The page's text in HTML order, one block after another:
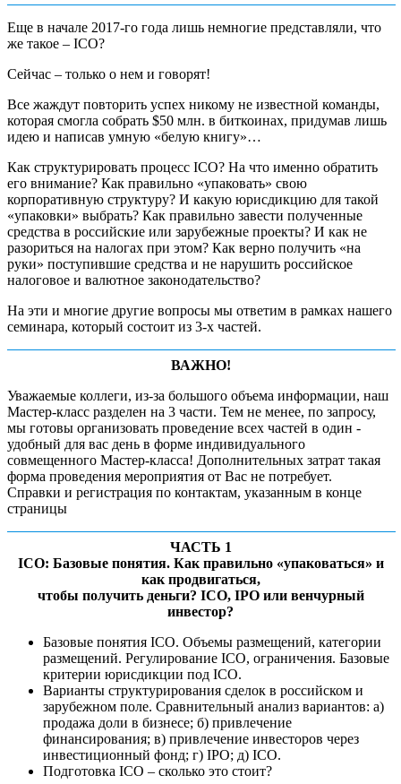
Еще в начале 2017-го года лишь немногие представляли, что
же такое – ICO?
Сейчас – только о нем и говорят!
Все жаждут повторить успех никому не известной команды,
которая смогла собрать $50 млн. в биткоинах, придумав лишь
идею и написав умную «белую книгу»…
Как структурировать процесс ICO? На что именно обратить
его внимание? Как правильно «упаковать» свою
корпоративную структуру? И какую юрисдикцию для такой
«упаковки» выбрать? Как правильно завести полученные
средства в российские или зарубежные проекты? И как не
разориться на налогах при этом? Как верно получить «на
руки» поступившие средства и не нарушить российское
налоговое и валютное законодательство?
На эти и многие другие вопросы мы ответим в рамках нашего
семинара, который состоит из 3-х частей.
ВАЖНО!
Уважаемые коллеги, из-за большого объема информации, наш
Мастер-класс разделен на 3 части. Тем не менее, по запросу,
мы готовы организовать проведение всех частей в один -
удобный для вас день в форме индивидуального
совмещенного Мастер-класса! Дополнительных затрат такая
форма проведения мероприятия от Вас не потребует.
Справки и регистрация по контактам, указанным в конце
страницы
ЧАСТЬ 1
ICO: Базовые понятия. Как правильно «упаковаться» и
как продвигаться,
чтобы получить деньги? ICO, IPO или венчурный
инвестор?
Базовые понятия ICO. Объемы размещений, категории
размещений. Регулирование ICO, ограничения. Базовые
критерии юрисдикции под ICO.
Варианты структурирования сделок в российском и
зарубежном поле. Сравнительный анализ вариантов: а)
продажа доли в бизнесе; б) привлечение
финансирования; в) привлечение инвесторов через
инвестиционный фонд; г) IPO; д) ICO.
Подготовка ICO – сколько это стоит?